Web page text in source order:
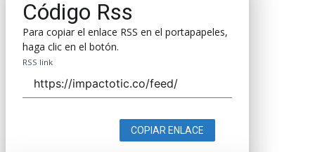
Código Rss
Para copiar el enlace RSS en el portapapeles,
haga clic en el botón.
RSS link
COPIAR ENLACE